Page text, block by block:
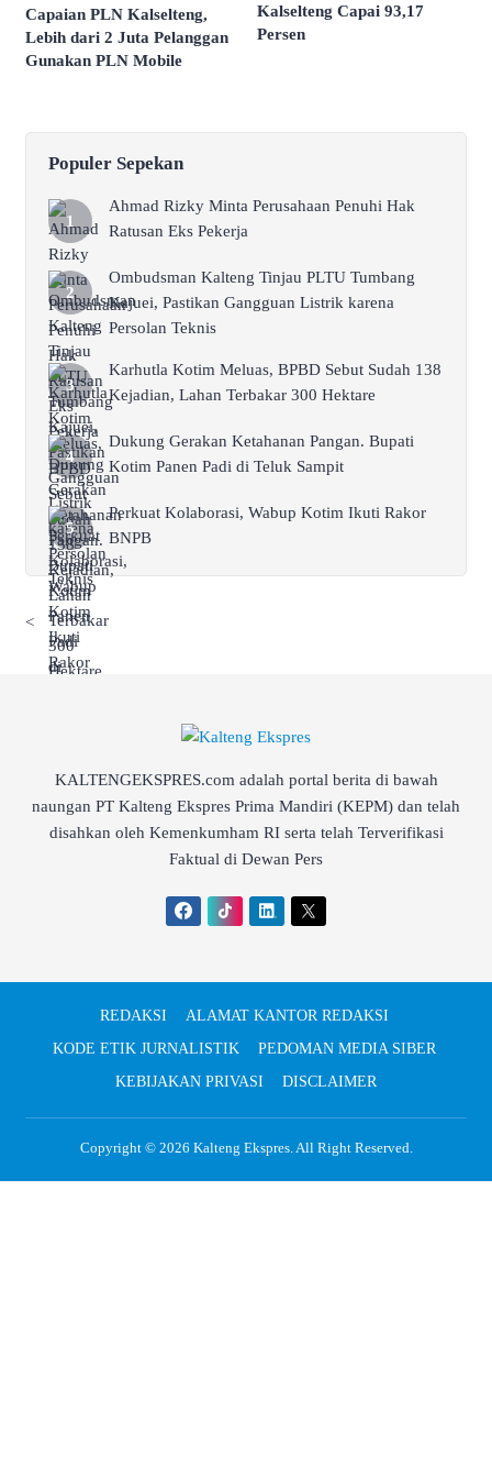
Capaian PLN Kalselteng,
Lebih dari 2 Juta Pelanggan
Gunakan PLN Mobile
Kalselteng Capai 93,17
Persen
Populer Sepekan
Ahmad Rizky Minta Perusahaan Penuhi Hak
Ratusan Eks Pekerja
Ombudsman Kalteng Tinjau PLTU Tumbang
Kajuei, Pastikan Gangguan Listrik karena
Persolan Teknis
Karhutla Kotim Meluas, BPBD Sebut Sudah 138
Kejadian, Lahan Terbakar 300 Hektare
Dukung Gerakan Ketahanan Pangan. Bupati
Kotim Panen Padi di Teluk Sampit
Perkuat Kolaborasi, Wabup Kotim Ikuti Rakor
BNPB
<
KALTENGEKSPRES.com adalah portal berita di bawah
naungan PT Kalteng Ekspres Prima Mandiri (KEPM) dan telah
disahkan oleh Kemenkumham RI serta telah Terverifikasi
Faktual di Dewan Pers
REDAKSI
ALAMAT KANTOR REDAKSI
KODE ETIK JURNALISTIK
PEDOMAN MEDIA SIBER
KEBIJAKAN PRIVASI
DISCLAIMER
Copyright © 2026 Kalteng Ekspres. All Right Reserved.